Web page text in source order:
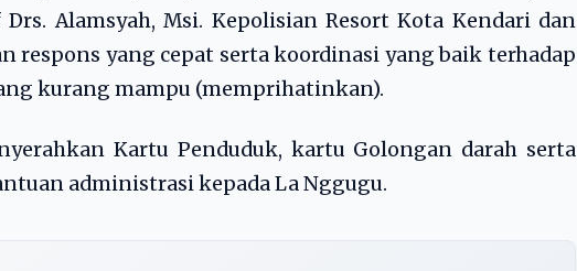
Alamsyah, Msi. Kepolisian Resort Kota Kendari dan
respons yang cepat serta koordinasi yang baik terhadap
kurang mampu (memprihatinkan).
Kartu Penduduk, kartu Golongan darah serta
administrasi kepada La Nggugu.